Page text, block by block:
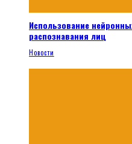
Использование
распознавания лиц
Новости